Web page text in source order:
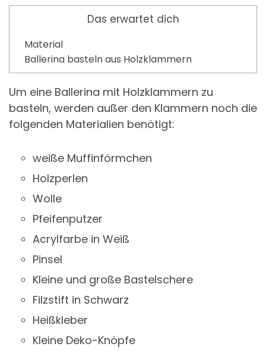
Das erwartet dich
Material
Ballerina basteln aus Holzklammern
Um eine Ballerina mit Holzklammern zu
basteln, werden außer den Klammern noch die
folgenden Materialien benötigt:
weiße Muffinförmchen
Holzperlen
Wolle
Pfeifenputzer
Acrylfarbe in Weiß
Pinsel
Kleine und große Bastelschere
Filzstift in Schwarz
Heißkleber
Kleine Deko-Knöpfe